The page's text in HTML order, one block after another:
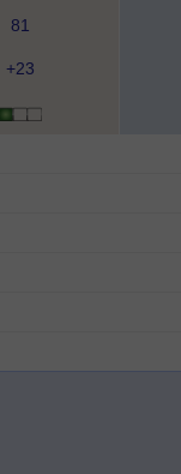
81
+23